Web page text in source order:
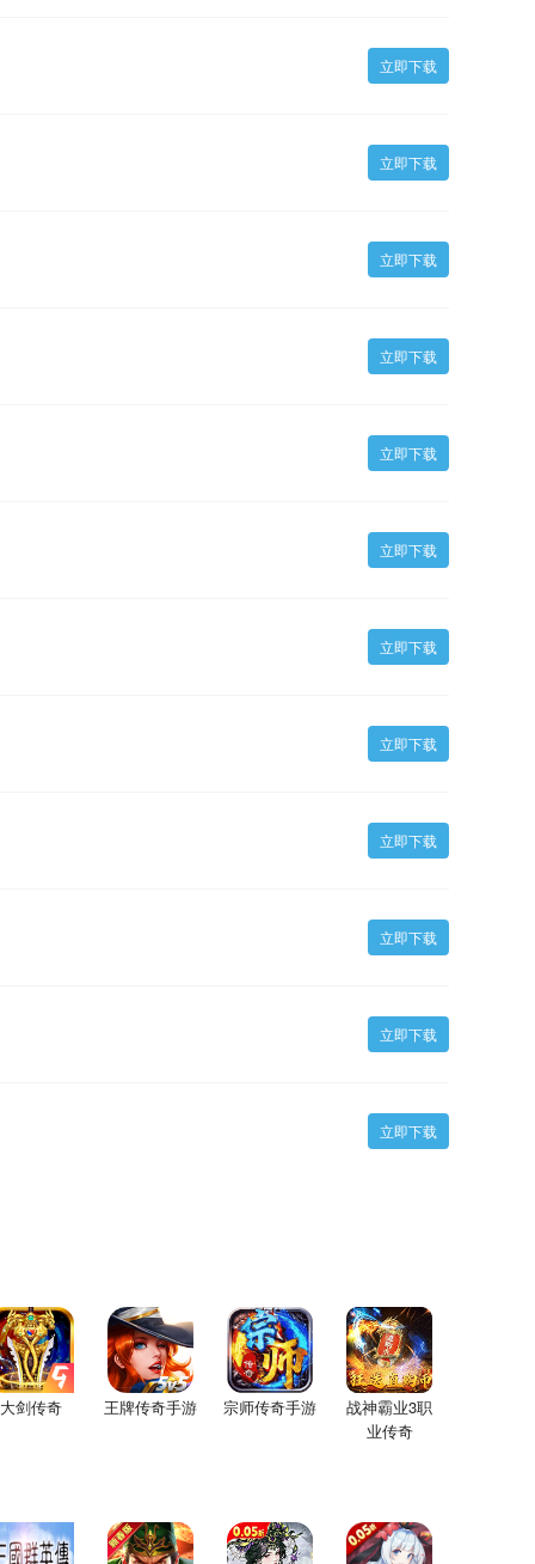
立即下载
立即下载
立即下载
立即下载
立即下载
立即下载
立即下载
立即下载
立即下载
立即下载
立即下载
立即下载
大剑传奇 王牌传奇手游 宗师传奇手游
战神霸业3职
业传奇